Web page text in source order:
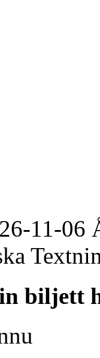
11-06
biljett